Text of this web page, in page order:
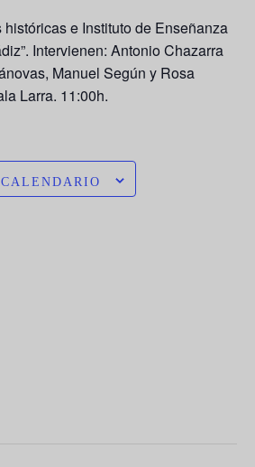
e Instituto de Enseñanza
Intervienen: Antonio Chazarra
Manuel Según y Rosa
Larra. 11:00h.